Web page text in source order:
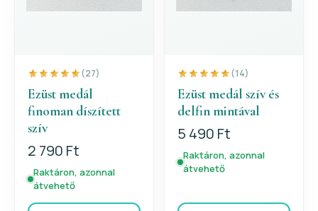
(27)
Ezüst medál
finoman díszített
szív
2 790 Ft
Raktáron, azonnal
átvehető
(14)
Ezüst medál szív és
delfin mintával
5 490 Ft
Raktáron, azonnal
átvehető